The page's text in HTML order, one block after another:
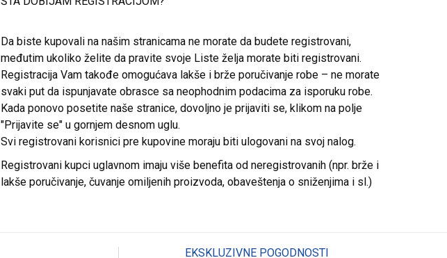
Da biste kupovali na našim stranicama ne morate da budete registrovani,
međutim ukoliko želite da pravite svoje Liste želja morate biti registrovani.
Registracija Vam takođe omogućava lakše i brže poručivanje robe – ne morate
svaki put da ispunjavate obrasce sa neophodnim podacima za isporuku robe.
Kada ponovo posetite naše stranice, dovoljno je prijaviti se, klikom na polje
"Prijavite se" u gornjem desnom uglu.
Svi registrovani korisnici pre kupovine moraju biti ulogovani na svoj nalog.
Registrovani kupci uglavnom imaju više benefita od neregistrovanih (npr. brže i
lakše poručivanje, čuvanje omiljenih proizvoda, obaveštenja o sniženjima i sl.)
EKSKLUZIVNE POGODNOSTI